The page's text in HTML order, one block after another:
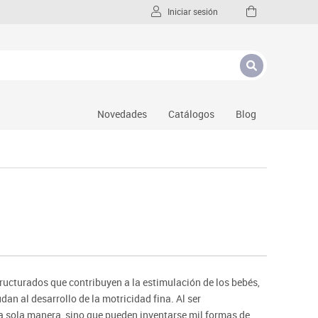
Iniciar sesión
Novedades Catálogos Blog
que contribuyen a la estimulación de los bebés,
al desarrollo de la motricidad fina. Al ser
manera, sino que pueden inventarse mil formas de